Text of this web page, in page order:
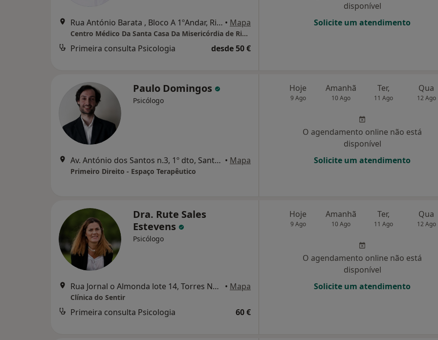
Rua António Barata , Bloco A 1ºAndar, Rio Maior • Mapa
Centro Médico Da Santa Casa Da Misericórdia de Rio Maior
Primeira consulta Psicologia desde 50 €
disponível
Solicite um atendimento
Paulo Domingos
Psicólogo
Av. António dos Santos n.3, 1º dto, Santarém • Mapa
Primeiro Direito - Espaço Terapêutico
Hoje
9 Ago
Amanhã
10 Ago
Ter,
11 Ago
Qua
12 Ago
O agendamento online não está
disponível
Solicite um atendimento
Dra. Rute Sales
Estevens
Psicólogo
Rua Jornal o Almonda lote 14, Torres Novas • Mapa
Clínica do Sentir
Primeira consulta Psicologia 60 €
Hoje
9 Ago
Amanhã
10 Ago
Ter,
11 Ago
Qua
12 Ago
O agendamento online não está
disponível
Solicite um atendimento